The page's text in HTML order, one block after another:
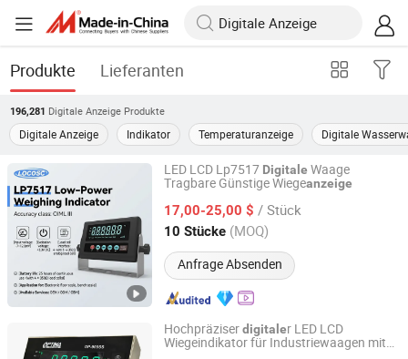
Produkte Lieferanten
196,281 Digitale Anzeige Produkte
Digitale Anzeige Indikator Temperaturanzeige Digitale
LED LCD Lp7517 Digitale Waage
Tragbare Günstige Wiegeanzeige
17,00-25,00 $ / Stück
10 Stücke (MOQ)
Anfrage Absenden
Locosc Ningbo Precision Technology Co., Ltd.
Zhejiang, China Seit 2008
Hochpräziserdigitaler LED LCD
Wiegeindikator für Industriewaagen mit
Ningbo Optima Scale Co., Ltd